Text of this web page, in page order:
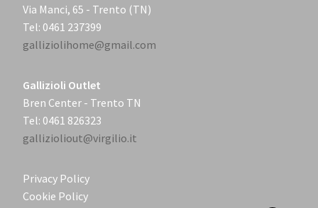
Via Manci, 65 - Trento (TN)
Tel: 0461 237399
galliziolihome@gmail.com
Gallizioli Outlet
Bren Center - Trento TN
Tel: 0461 826323
gallizioliout@virgilio.it
Privacy Policy
Cookie Policy